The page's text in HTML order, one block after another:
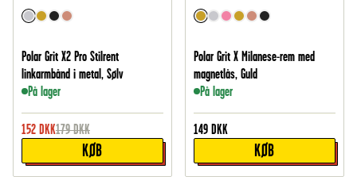
Polar Grit X2 Pro Stilrent
linkarmbånd i metal, Sølv
På lager
152 DKK179 DKK
KØB
Polar Grit X Milanese-rem med
magnetlås, Guld
På lager
149 DKK
KØB